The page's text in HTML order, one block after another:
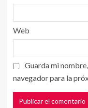
Web
Guarda mi
navegador para la